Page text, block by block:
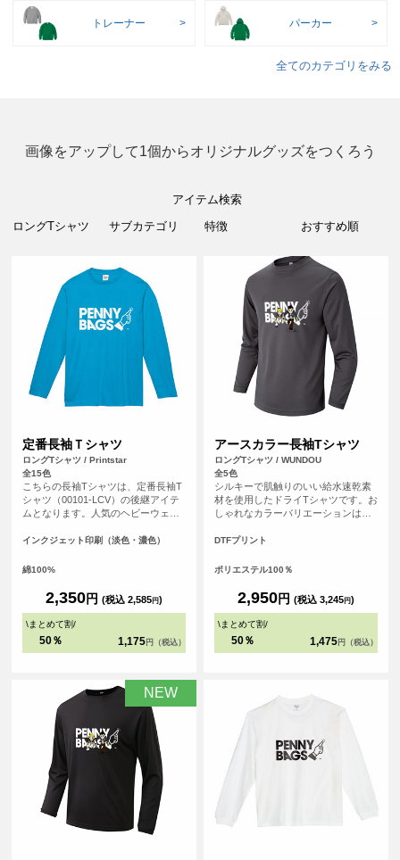
トレーナー パーカー
全てのカテゴリをみる
画像をアップして1個からオリジナルグッズをつくろう
アイテム検索
定番長袖Ｔシャツ
ロングTシャツ / Printstar
全15色
こちらの長袖Tシャツは、定番長袖T
シャツ（00101-LCV）の後継アイテ
ムとなります。人気のヘビーウェイ
合わせたシンプルなシルエットのた
ができる長袖Tシャツとなっていま
インクジェット印刷（淡色・濃色）
綿100%
2,350円 (税込 2,585円)
\まとめて割/
50％ 1,175 円（税込）
アースカラー長袖Tシャツ
ロングTシャツ / WUNDOU
全5色
シルキーで肌触りのいい給水速乾素
材を使用したドライTシャツです。お
しゃれなカラーバリエーションは、
普段使いのTシャツとしてもおすすめ
DTFプリント
ポリエステル100％
2,950円 (税込 3,245円)
\まとめて割/
50％ 1,475 円（税込）
NEW